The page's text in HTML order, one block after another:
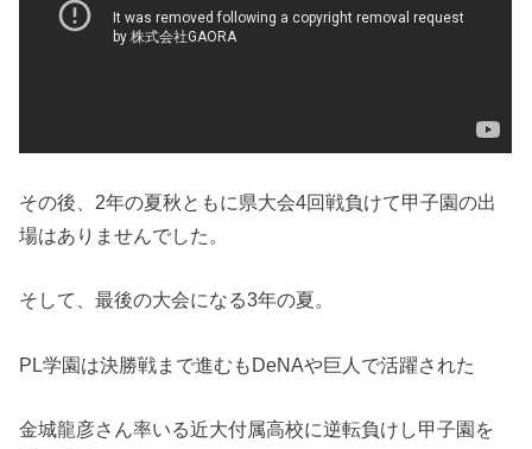
その後、2年の夏秋ともに県大会4回戦負けて甲子園の出
場はありませんでした。
そして、最後の大会になる3年の夏。
PL学園は決勝戦まで進むもDeNAや巨人で活躍された
金城龍彦さん率いる近大付属高校に逆転負けし甲子園を